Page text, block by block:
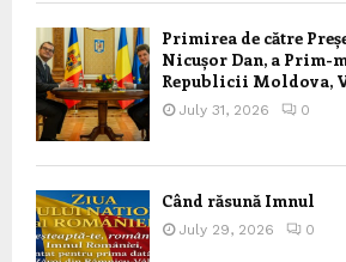
Primirea de către
Nicușor Dan, a
Republicii Moldova,
July 31, 2026 0
Când răsună Imnul
July 29, 2026 0